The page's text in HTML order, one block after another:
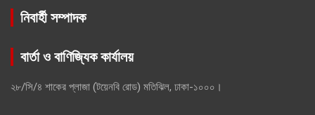
নিবার্হী সম্পাদক
বার্তা ও বাণিজ্যিক কার্যালয়
২৮/সি/৪ শাকের প্লাজা (টয়েনবি রোড) মতিঝিল, ঢাকা-১০০০।